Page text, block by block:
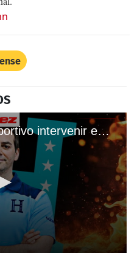
¿Debe el director deportivo intervenir en las decisiones del técnico de Honduras?